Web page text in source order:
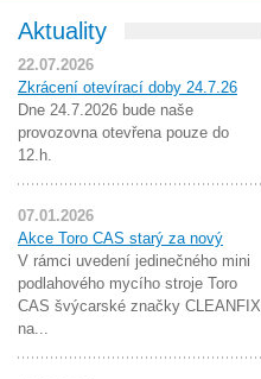
Aktuality
22.07.2026
Zkrácení otevírací doby 24.7.26
Dne 24.7.2026 bude naše
provozovna otevřena pouze do
12.h.
07.01.2026
Akce Toro CAS starý za nový
V rámci uvedení jedinečného mini
podlahového mycího stroje Toro
CAS švýcarské značky CLEANFIX
na...